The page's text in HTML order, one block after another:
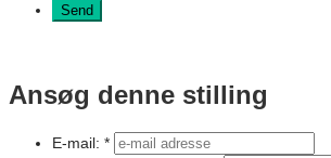
Ansøg denne stilling
E-mail: *